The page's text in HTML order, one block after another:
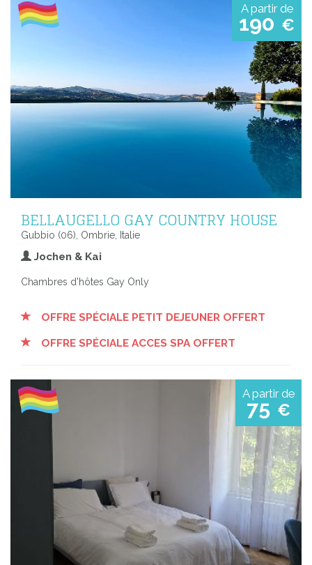
A partir de
190 €
BELLAUGELLO GAY COUNTRY HOUSE
Gubbio (06), Ombrie, Italie
Jochen & Kai
Chambres d'hôtes Gay Only
OFFRE SPÉCIALE PETIT DEJEUNER OFFERT
OFFRE SPÉCIALE ACCES SPA OFFERT
A partir de
75 €